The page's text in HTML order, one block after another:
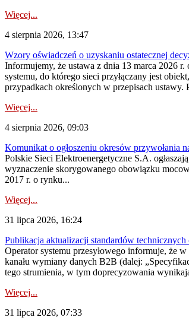
Więcej...
4 sierpnia 2026, 13:47
Wzory oświadczeń o uzyskaniu ostatecznej
Informujemy, że ustawa z dnia 13 marca 2026
systemu, do którego sieci przyłączany jest
przypadkach określonych w przepisach
Więcej...
4 sierpnia 2026, 09:03
Komunikat o ogłoszeniu okresów przywołania
Polskie Sieci Elektroenergetyczne S.A.
wyznaczenie skorygowanego obowiązku
2017 r. o rynku...
Więcej...
31 lipca 2026, 16:24
Publikacja aktualizacji standardów
Operator systemu przesyłowego informuje, że
kanału wymiany danych B2B (dalej:
tego strumienia, w tym doprecyzowania
Więcej...
31 lipca 2026, 07:33